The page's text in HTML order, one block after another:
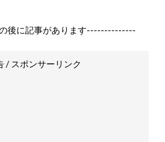
後に記事があります--------------
/ スポンサーリンク